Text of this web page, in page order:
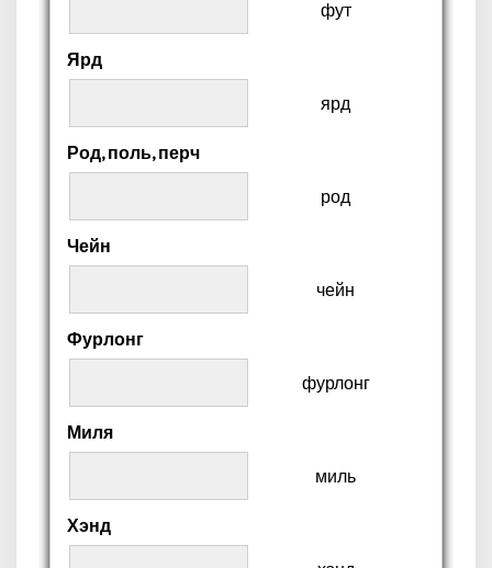
фут
Ярд
ярд
Род, поль, перч
род
Чейн
чейн
Фурлонг
фурлонг
Миля
миль
Хэнд